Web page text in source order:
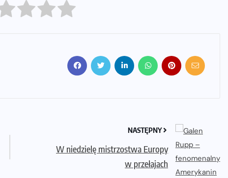
NASTĘPNY
W niedzielę mistrzostwa Europy
w przełajach